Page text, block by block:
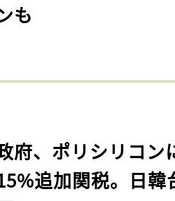
も
府、ポリシリコン
追加関税。日韓